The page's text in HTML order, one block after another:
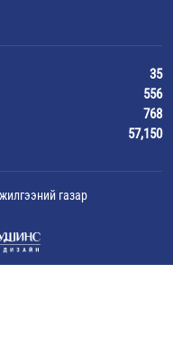
35
556
768
57,150
газар